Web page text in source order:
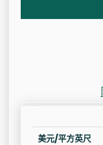
美元/平方英尺